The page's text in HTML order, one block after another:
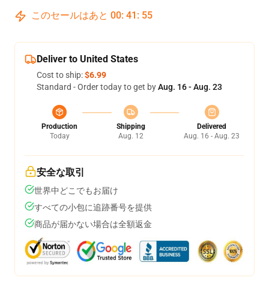
このセールはあと 00: 41 : 54
Deliver to United States
Cost to ship:$6.99
Standard - Order today to get byAug. 16 - Aug. 23
Production
Today
Shipping
Aug. 12
Delivered
Aug. 16 - Aug. 23
安全な取引
世界中どこでもお届け
すべての小包に追跡番号を提供
商品が届かない場合は全額返金